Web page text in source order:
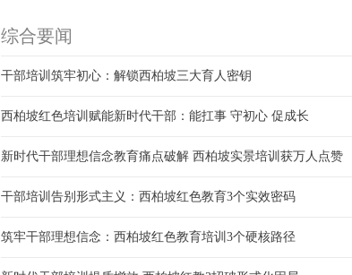
综合要闻
干部培训筑牢初心：解锁西柏坡三大育人密钥
西柏坡红色培训赋能新时代干部：能扛事 守初心 促成长
新时代干部理想信念教育痛点破解 西柏坡实景培训获万人点赞
干部培训告别形式主义：西柏坡红色教育3个实效密码
筑牢干部理想信念：西柏坡红色教育培训3个硬核路径